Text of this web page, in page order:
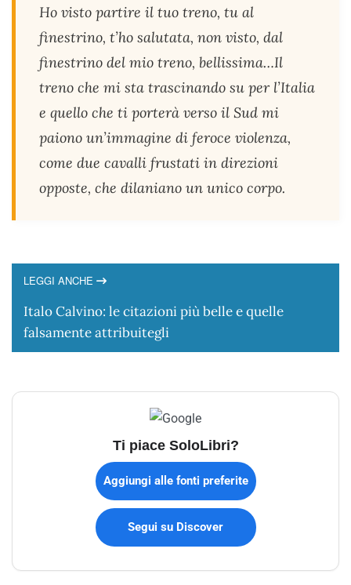
Ho visto partire il tuo treno, tu al
finestrino, t’ho salutata, non visto, dal
finestrino del mio treno, bellissima…Il
treno che mi sta trascinando su per l’Italia
e quello che ti porterà verso il Sud mi
paiono un’immagine di feroce violenza,
come due cavalli frustati in direzioni
opposte, che dilaniano un unico corpo.
LEGGI ANCHE
Italo Calvino: le citazioni più belle e quelle
falsamente attribuitegli
Ti piace SoloLibri?
Aggiungi alle fonti preferite
Segui su Discover